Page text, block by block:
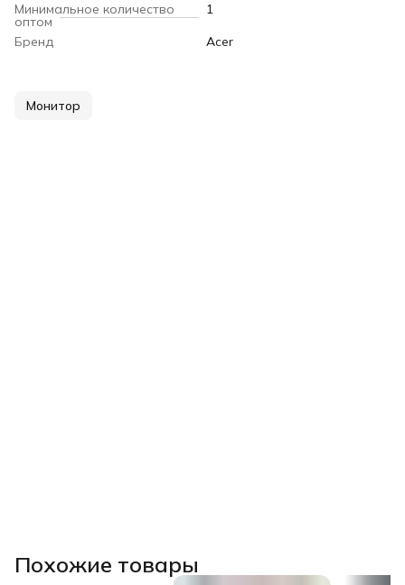
Минимальное количество
оптом
1
Бренд
Acer
Монитор
Похожие товары